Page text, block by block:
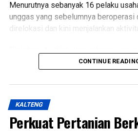
Menurutnya sebanyak 16 pelaku
unggas yang sebelumnya beroperasi
direlokasi dan kini menjalankan
kualitas pelayanan sekaligus
lingkungan,” katanya Kamis (6/8/
Ia menjelaskan terkait kondisi RPU
layak digunakan karena kondisi
CONTINUE
KALTENG
Perkuat Pertanian